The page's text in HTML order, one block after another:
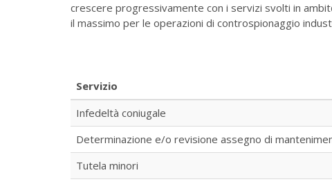
crescere progressivamente con i servizi svolti in
il massimo per le operazioni di controspionaggio
Servizio
Infedeltà coniugale
Determinazione e/o revisione assegno di
Tutela minori